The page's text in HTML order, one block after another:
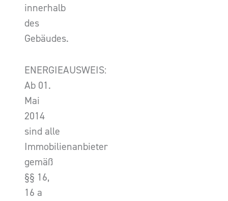
innerhalb
des
Gebäudes.
ENERGIEAUSWEIS:
Ab 01.
Mai
2014
sind alle
Immobilienanbieter
gemäß
§§ 16,
16 a